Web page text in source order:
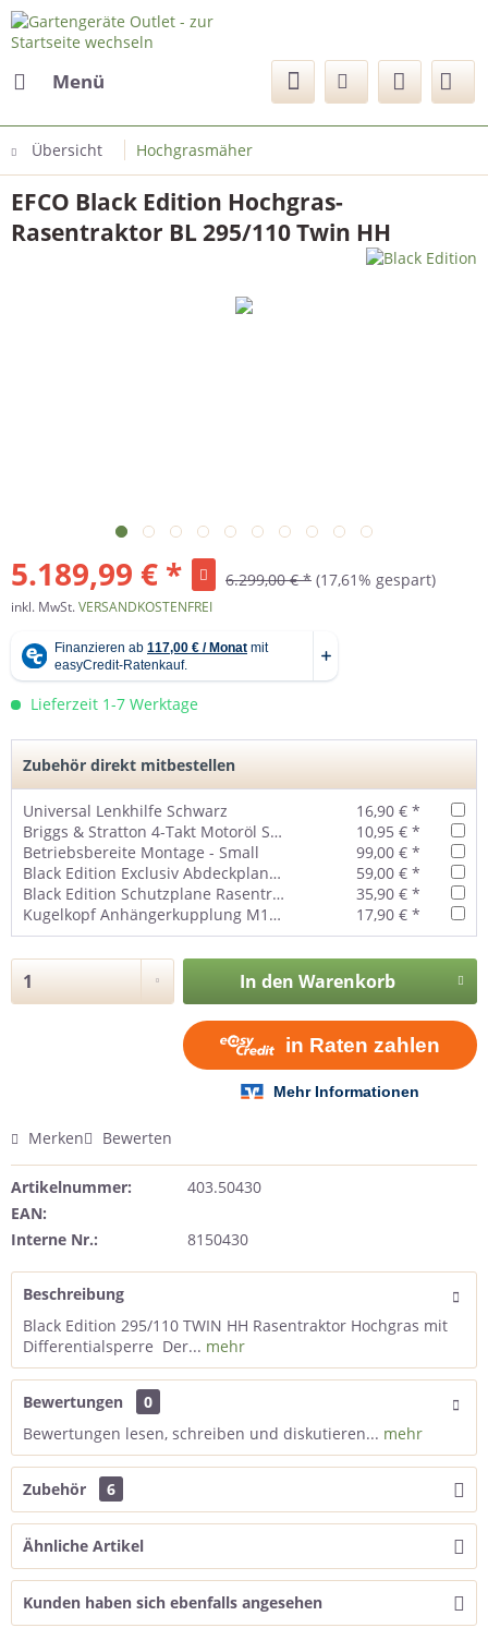
Menü
Übersicht Hochgrasmäher
EFCO Black Edition Hochgras-
Rasentraktor BL 295/110 Twin HH
5.189,99 € * 6.299,00 € * (17,61% gespart)
inkl. MwSt.VERSANDKOSTENFREI
Lieferzeit 1-7 Werktage
Zubehör direkt mitbestellen
Universal Lenkhilfe Schwarz
16,90 € *
Briggs & Stratton 4-Takt Motoröl SAE 30 1 Liter - 100007e
10,95 € *
Betriebsbereite Montage - Small
99,00 € *
Black Edition Exclusiv Abdeckplane (groß) für Aufsitzmäher
59,00 € *
Black Edition Schutzplane Rasentraktor - groß
35,90 € *
Kugelkopf Anhängerkupplung M19 Universal
17,90 € *
In den Warenkorb
Merken Bewerten
Artikelnummer:
403.50430
EAN:
Interne Nr.:
8150430
Beschreibung
Black Edition 295/110 TWIN HH Rasentraktor Hochgras mit
Differentialsperre Der... mehr
Bewertungen
0
Bewertungen lesen, schreiben und diskutieren... mehr
Zubehör 6
Ähnliche Artikel
Kunden haben sich ebenfalls angesehen